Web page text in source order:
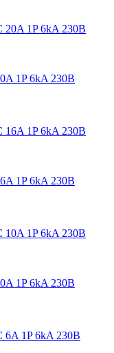
1P 6kA 230В
1P 6kA 230В
1P 6kA 230В